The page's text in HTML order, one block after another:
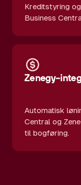
Kreditstyring
Business
Zenegy-
Automatisk
Central og
til bogføring.